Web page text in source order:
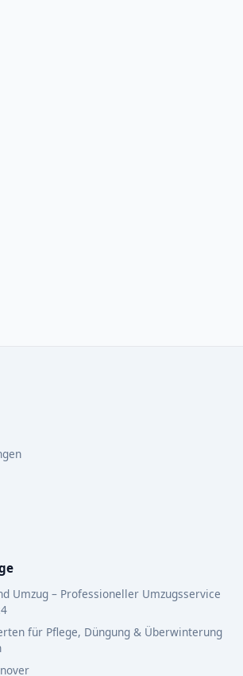
Umzug – Professioneller Umzugsservice
für Pflege, Düngung & Überwinterung